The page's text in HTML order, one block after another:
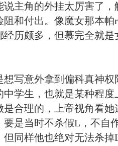
说主角的外挂太厉害了
阻和付出。像魔女那本
经历颇多，但慕完全就
想写意外拿到偏科真神
中学生，也就是某种程
是合理的，上帝视角看
要是当时不杀假L，不
但同样他也绝对无法杀